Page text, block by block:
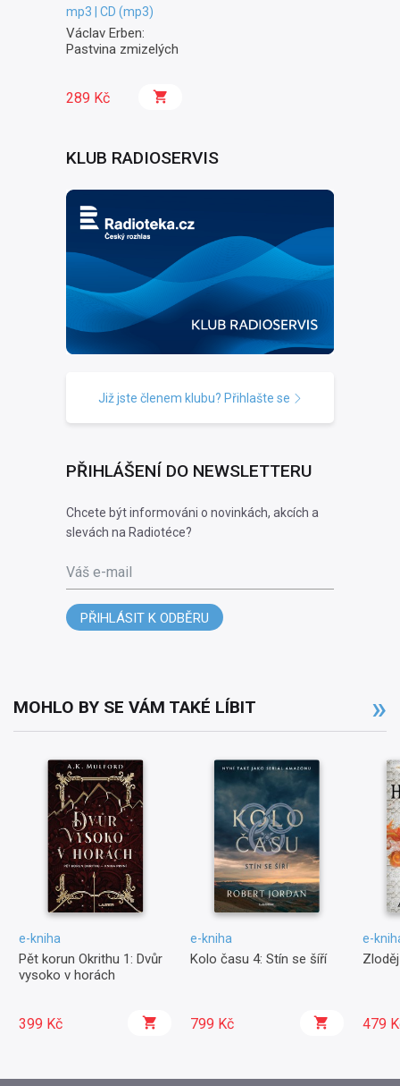
mp3 | CD (mp3)
Václav Erben:
Pastvina zmizelých
289 Kč
KLUB RADIOSERVIS
Již jste členem klubu? Přihlašte se
PŘIHLÁŠENÍ DO NEWSLETTERU
Chcete být informováni o novinkách, akcích a
slevách na Radiotéce?
Váš e-mail
PŘIHLÁSIT K ODBĚRU
MOHLO BY SE VÁM TAKÉ LÍBIT
e-kniha
Pět korun Okrithu 1: Dvůr
vysoko v horách
399 Kč
e-kniha
Kolo času 4: Stín se šíří
799 Kč
e-
479